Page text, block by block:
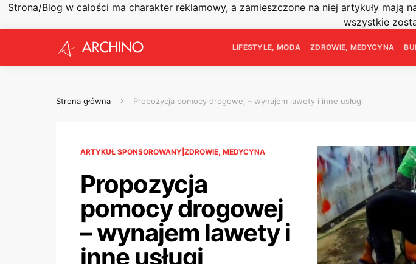
Strona/Blog w całości ma charakter reklamowy, a zamieszczone na niej artykuły
wszystkie
LIFESTYLE, MODA ZDROWIE, MEDYCYNA
Strona główna Propozycja pomocy drogowej – wynajem lawety i inne usługi
ARTYKUŁ SPONSOROWANY|ZDROWIE, MEDYCYNA
Propozycja
pomocy drogowej
– wynajem lawety i
inne usługi